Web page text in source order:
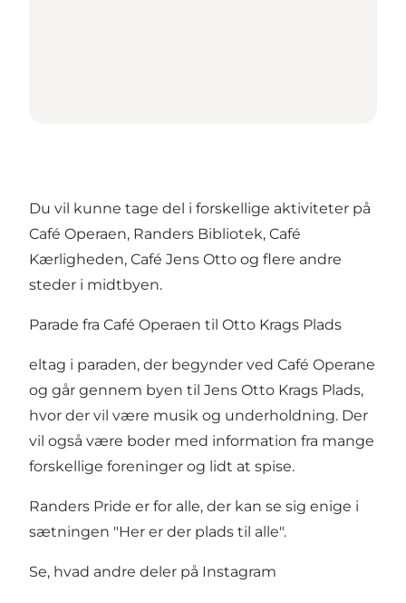
Du vil kunne tage del i forskellige aktiviteter på
Café Operaen, Randers Bibliotek, Café
Kærligheden, Café Jens Otto og flere andre
steder i midtbyen.
Parade fra Café Operaen til Otto Krags Plads
eltag i paraden, der begynder ved Café Operane
og går gennem byen til Jens Otto Krags Plads,
hvor der vil være musik og underholdning. Der
vil også være boder med information fra mange
forskellige foreninger og lidt at spise.
Randers Pride er for alle, der kan se sig enige i
sætningen "Her er der plads til alle".
Se, hvad andre deler på Instagram